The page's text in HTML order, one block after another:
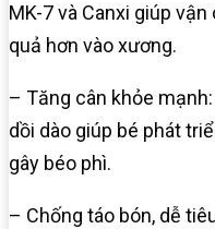
MK-7 và Canxi giúp
quả hơn vào xương.
– Tăng cân khỏe
dồi dào giúp bé phát
gây béo phì.
– Chống táo bón, dễ